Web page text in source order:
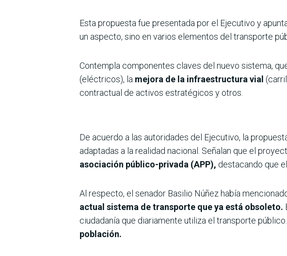
Esta propuesta fue presentada por el Ejecutivo y
un aspecto, sino en varios elementos del transporte
Contempla componentes claves del nuevo sistema,
(eléctricos), la mejora de la infraestructura vial
contractual de activos estratégicos y otros.
De acuerdo a las autoridades del Ejecutivo, la
adaptadas a la realidad nacional. Señalan que el
asociación público-privada (APP), destacando que
Al respecto, el senador Basilio Núñez había
actual sistema de transporte que ya está obsoleto.
ciudadanía que diariamente utiliza el transporte
población.